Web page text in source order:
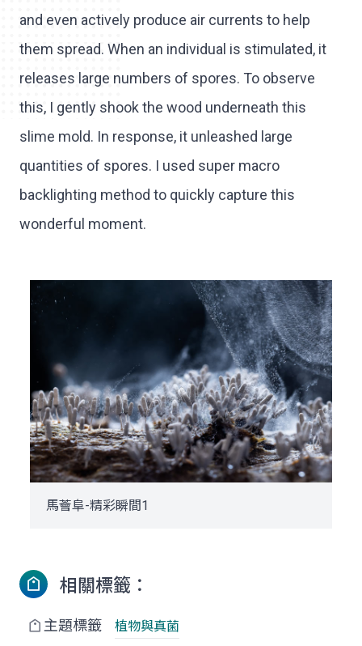
and even actively produce air currents to help
them spread. When an individual is stimulated, it
releases large numbers of spores. To observe
this, I gently shook the wood underneath this
slime mold. In response, it unleashed large
quantities of spores. I used super macro
backlighting method to quickly capture this
wonderful moment.
馬薈阜-精彩瞬間1
相關標籤：
主題標籤 植物與真菌